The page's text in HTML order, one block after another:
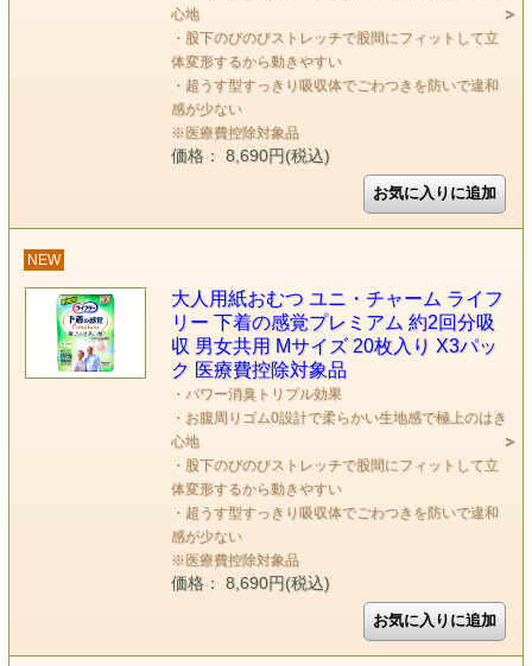
心地
・股下のびのびストレッチで股間にフィットして立
体変形するから動きやすい
・超うす型すっきり吸収体でごわつきを防いで違和
感が少ない
※医療費控除対象品
価格： 8,690円(税込)
NEW
大人用紙おむつ ユニ・チャーム ライフ
リー 下着の感覚プレミアム 約2回分吸
収 男女共用 Mサイズ 20枚入り X3パッ
ク 医療費控除対象品
・パワー消臭トリプル効果
・お腹周りゴム0設計で柔らかい生地感で極上のはき
心地
・股下のびのびストレッチで股間にフィットして立
体変形するから動きやすい
・超うす型すっきり吸収体でごわつきを防いで違和
感が少ない
※医療費控除対象品
価格： 8,690円(税込)